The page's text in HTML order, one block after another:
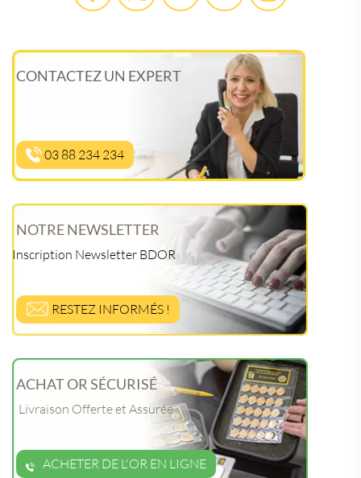
CONTACTEZ UN EXPERT
03 88 234 234
NOTRE NEWSLETTER
Inscription Newsletter BDOR
RESTEZ INFORMÉS !
ACHAT OR SÉCURISÉ
Livraison Offerte et Assurée
ACHETER DE L'OR EN LIGNE